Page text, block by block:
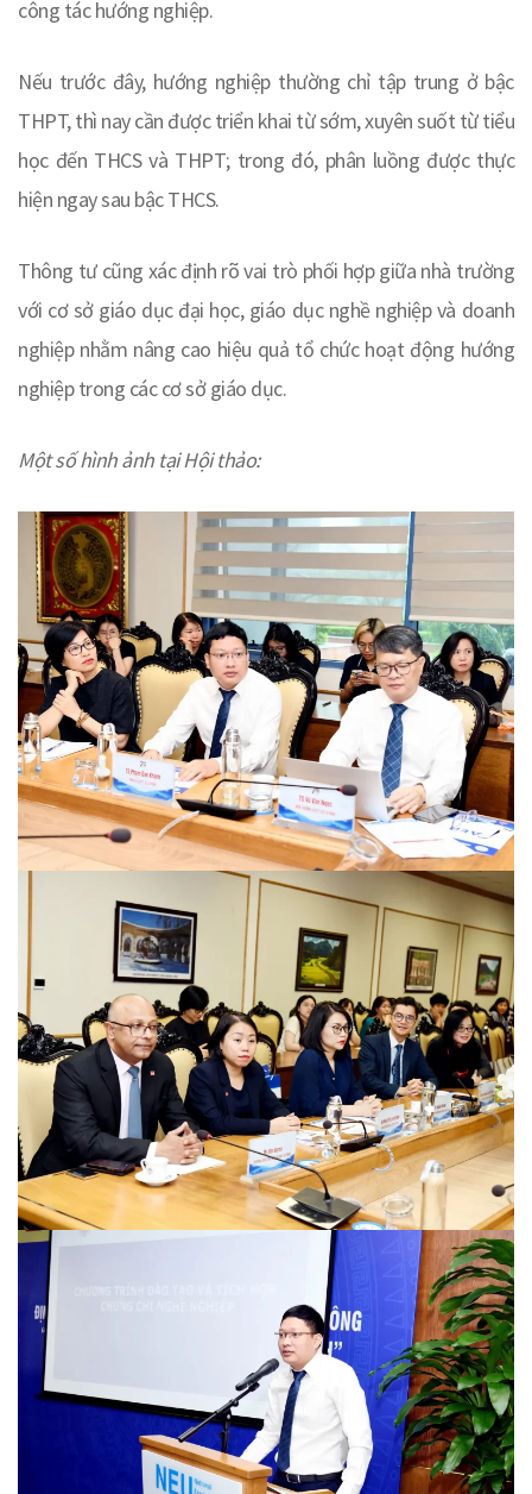
công tác hướng nghiệp.
Nếu trước đây, hướng nghiệp thường chỉ tập trung ở bậc
THPT, thì nay cần được triển khai từ sớm, xuyên suốt từ tiểu
học đến THCS và THPT; trong đó, phân luồng được thực
hiện ngay sau bậc THCS.
Thông tư cũng xác định rõ vai trò phối hợp giữa nhà trường
với cơ sở giáo dục đại học, giáo dục nghề nghiệp và doanh
nghiệp nhằm nâng cao hiệu quả tổ chức hoạt động hướng
nghiệp trong các cơ sở giáo dục.
Một số hình ảnh tại Hội thảo: